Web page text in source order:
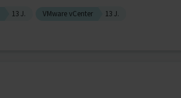
13 J. VMware vCenter
13 J.